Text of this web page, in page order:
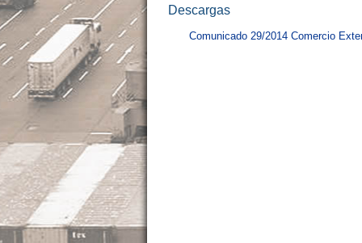
Descargas
Comunicado 29/2014 Comercio